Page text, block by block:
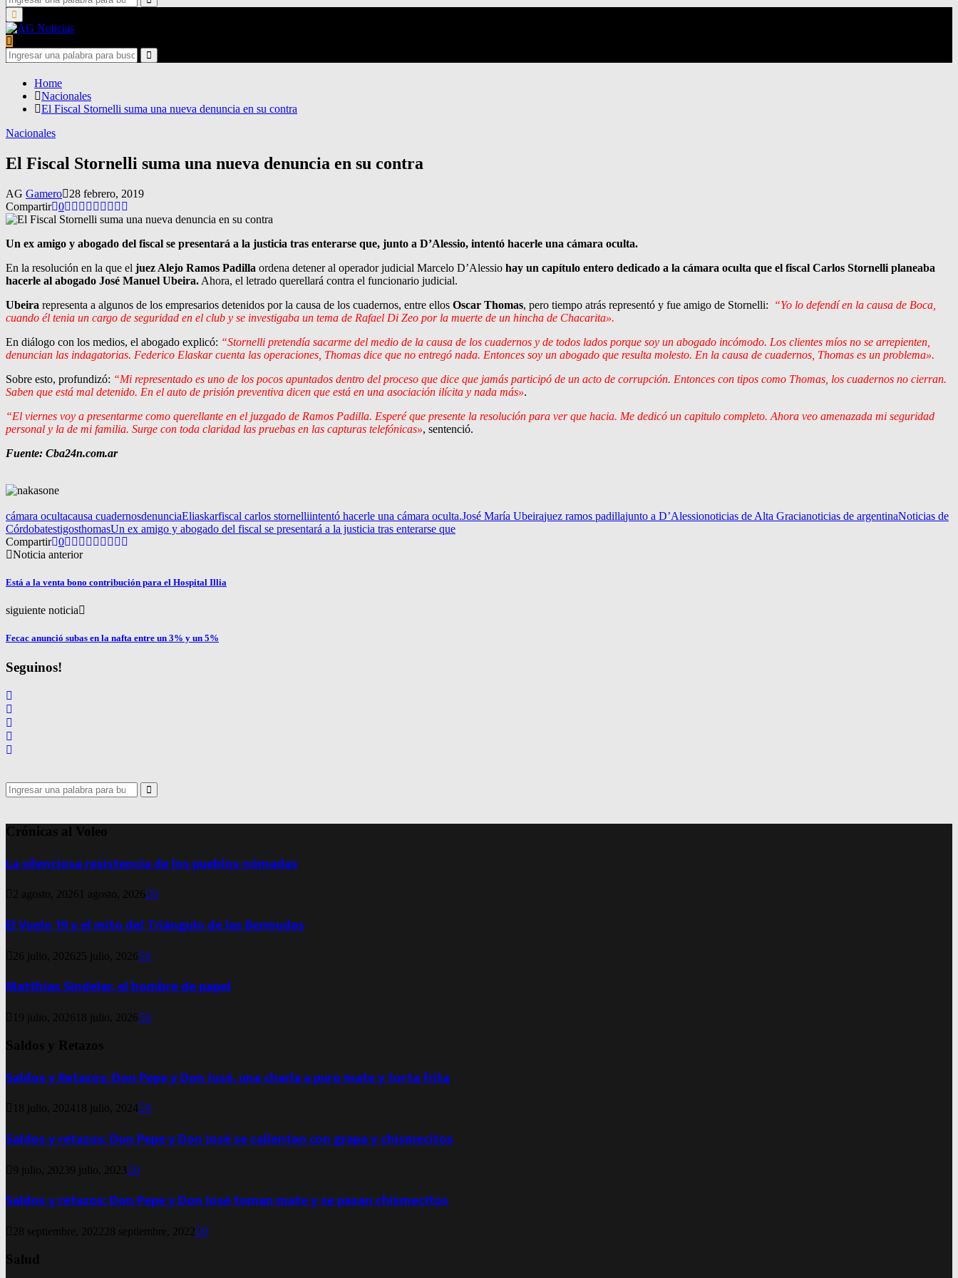
for:
Search
Primary
Menu
Search
for:
Search
Home
Nacionales
El Fiscal Stornelli suma una nueva denuncia en su contra
Nacionales
El Fiscal Stornelli suma una nueva denuncia en su contra
AG Gamero
28 febrero, 2019
Compartir 0
Un ex amigo y abogado del fiscal se presentará a la justicia tras enterarse que, junto a D’Alessio, intentó hacerle una cámara oculta.
En la resolución en la que el juez Alejo Ramos Padilla ordena detener al operador judicial Marcelo D’Alessio hay un capítulo entero dedicado a la cámara oculta que el fiscal Carlos Stornelli planeaba
hacerle al abogado José Manuel Ubeira. Ahora, el letrado querellará contra el funcionario judicial.
Ubeira representa a algunos de los empresarios detenidos por la causa de los cuadernos, entre ellos Oscar Thomas, pero tiempo atrás representó y fue amigo de Stornelli:
“Yo lo defendí en la causa de Boca,
cuando él tenia un cargo de seguridad en el club y se investigaba un tema de Rafael Di Zeo por la muerte de un hincha de Chacarita».
En diálogo con los medios, el abogado explicó: “Stornelli pretendía sacarme del medio de la causa de los cuadernos y de todos lados porque soy un abogado incómodo. Los clientes míos no se arrepienten,
denuncian las indagatorias. Federico Elaskar cuenta las operaciones, Thomas dice que no entregó nada. Entonces soy un abogado que resulta molesto. En la causa de cuadernos, Thomas es un problema».
Sobre esto, profundizó: “Mi representado es uno de los pocos apuntados dentro del proceso que dice que jamás participó de un acto de corrupción. Entonces con tipos como Thomas, los cuadernos no cierran.
Saben que está mal detenido. En el auto de prisión preventiva dicen que está en una asociación ilícita y nada más».
“El viernes voy a presentarme como querellante en el juzgado de Ramos Padilla. Esperé que presente la resolución para ver que hacia. Me dedicó un capitulo completo. Ahora veo amenazada mi seguridad
personal y la de mi familia. Surge con toda claridad las pruebas en las capturas telefónicas», sentenció.
Fuente: Cba24n.com.ar
cámara ocultacausa cuadernosdenunciaEliaskarfiscal carlos stornelliintentó hacerle una cámara oculta.José María Ubeirajuez ramos padillajunto a D’Alessionoticias de Alta Gracianoticias de argentinaNoticias de
CórdobatestigosthomasUn ex amigo y abogado del fiscal se presentará a la justicia tras enterarse que
Compartir 0
Noticia anterior
Está a la venta bono contribución para el Hospital Illia
siguiente noticia
Fecac anunció subas en la nafta entre un 3% y un 5%
Seguinos!
Search
for:
Search
Crónicas al Voleo
La silenciosa resistencia de los pueblos nómadas
2 agosto, 2026 1 agosto, 2026 0
El Vuelo 19 y el mito del Triángulo de las Bermudas
26 julio, 2026 25 julio, 2026 0
Matthias Sindelar, el hombre de papel
19 julio, 2026 18 julio, 2026 0
Saldos y Retazos
Saldos y Retazos: Don Pepe y Don José, una charla a puro mate y torta frita
18 julio, 2024 18 julio, 2024 0
Saldos y retazos: Don Pepe y Don José se calientan con grapa y chismecitos
9 julio, 20239 julio, 2023 0
Saldos y retazos: Don Pepe y Don José toman mate y se pasan chismecitos
28 septiembre, 2022 28 septiembre, 2022 0
Salud